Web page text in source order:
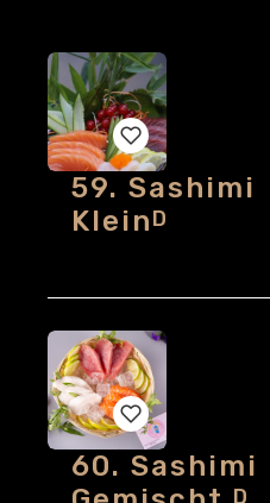
Add
59. Sashimi
KleinD
Add
60. Sashimi
D